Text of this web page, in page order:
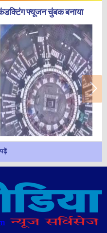
फ्यूजन चुंबक बनाया